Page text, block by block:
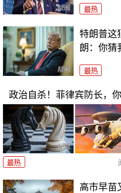
最热
特朗普这
朗：你猜
最热
政治自杀！菲律宾防长，
最热
高市早苗